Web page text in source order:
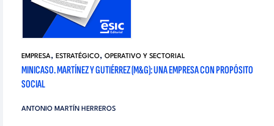
EMPRESA, ESTRATÉGICO, OPERATIVO Y SECTORIAL
MINICASO. MARTÍNEZ Y GUTIÉRREZ (M&G): UNA EMPRESA CON PROPÓSITO
SOCIAL
ANTONIO MARTÍN HERREROS